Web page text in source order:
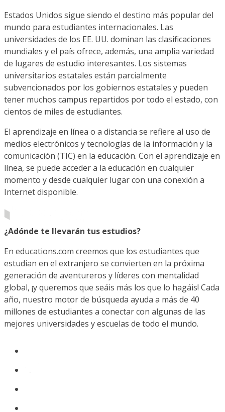
Estados Unidos sigue siendo el destino más popular del
mundo para estudiantes internacionales. Las
universidades de los EE. UU. dominan las clasificaciones
mundiales y el país ofrece, además, una amplia variedad
de lugares de estudio interesantes. Los sistemas
universitarios estatales están parcialmente
subvencionados por los gobiernos estatales y pueden
tener muchos campus repartidos por todo el estado, con
cientos de miles de estudiantes.
El aprendizaje en línea o a distancia se refiere al uso de
medios electrónicos y tecnologías de la información y la
comunicación (TIC) en la educación. Con el aprendizaje en
línea, se puede acceder a la educación en cualquier
momento y desde cualquier lugar con una conexión a
Internet disponible.
¿Adónde te llevarán tus estudios?
En educations.com creemos que los estudiantes que
estudian en el extranjero se convierten en la próxima
generación de aventureros y líderes con mentalidad
global, ¡y queremos que seáis más los que lo hagáis! Cada
año, nuestro motor de búsqueda ayuda a más de 40
millones de estudiantes a conectar con algunas de las
mejores universidades y escuelas de todo el mundo.